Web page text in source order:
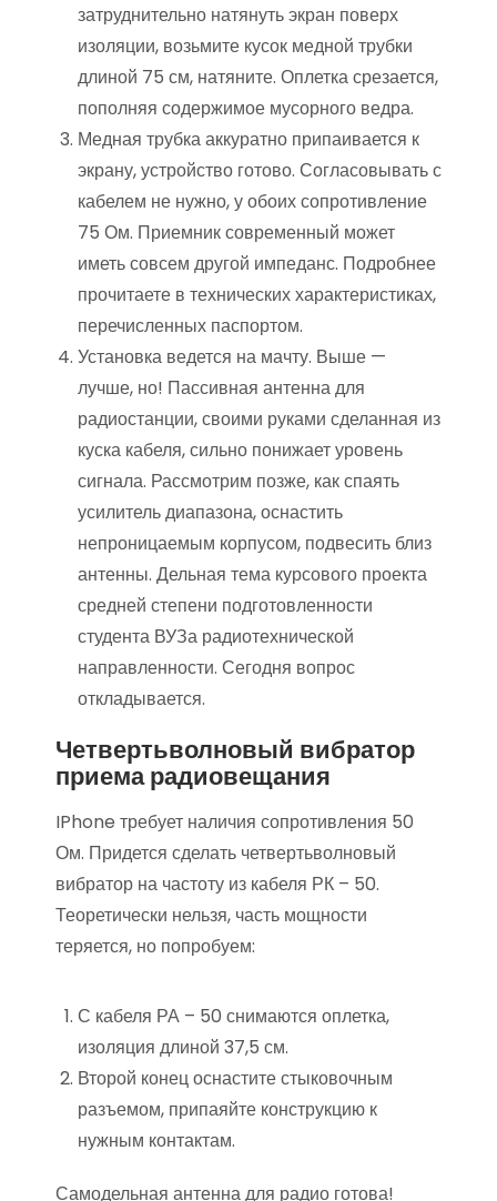
затруднительно натянуть экран поверх
изоляции, возьмите кусок медной трубки
длиной 75 см, натяните. Оплетка срезается,
пополняя содержимое мусорного ведра.
Медная трубка аккуратно припаивается к
экрану, устройство готово. Согласовывать с
кабелем не нужно, у обоих сопротивление
75 Ом. Приемник современный может
иметь совсем другой импеданс. Подробнее
прочитаете в технических характеристиках,
перечисленных паспортом.
Установка ведется на мачту. Выше —
лучше, но! Пассивная антенна для
радиостанции, своими руками сделанная из
куска кабеля, сильно понижает уровень
сигнала. Рассмотрим позже, как спаять
усилитель диапазона, оснастить
непроницаемым корпусом, подвесить близ
антенны. Дельная тема курсового проекта
средней степени подготовленности
студента ВУЗа радиотехнической
направленности. Сегодня вопрос
откладывается.
Четвертьволновый вибратор
приема радиовещания
IPhone требует наличия сопротивления 50
Ом. Придется сделать четвертьволновый
вибратор на частоту из кабеля РК – 50.
Теоретически нельзя, часть мощности
теряется, но попробуем:
С кабеля РА – 50 снимаются оплетка,
изоляция длиной 37,5 см.
Второй конец оснастите стыковочным
разъемом, припаяйте конструкцию к
нужным контактам.
Самодельная антенна для радио готова!